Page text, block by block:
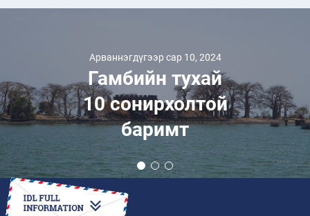
Арваннэгдүгээр сар 10, 2024
Гамбийн тухай
10 сонирхолтой
баримт
ХЭРХЭН